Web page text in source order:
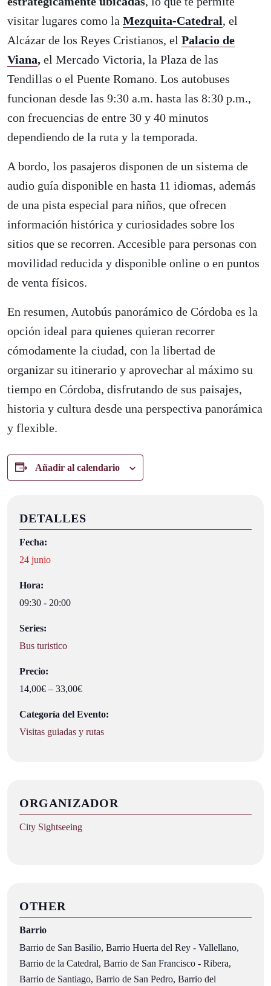
visitar lugares como la Mezquita-Catedral, el
Alcázar de los Reyes Cristianos, el Palacio de
Viana, el Mercado Victoria, la Plaza de las
Tendillas o el Puente Romano. Los autobuses
funcionan desde las 9:30 a.m. hasta las 8:30 p.m.,
con frecuencias de entre 30 y 40 minutos
dependiendo de la ruta y la temporada.
A bordo, los pasajeros disponen de un sistema de
audio guía disponible en hasta 11 idiomas, además
de una pista especial para niños, que ofrecen
información histórica y curiosidades sobre los
sitios que se recorren. Accesible para personas con
movilidad reducida y disponible online o en puntos
de venta físicos.
En resumen, Autobús panorámico de Córdoba es la
opción ideal para quienes quieran recorrer
cómodamente la ciudad, con la libertad de
organizar su itinerario y aprovechar al máximo su
tiempo en Córdoba, disfrutando de sus paisajes,
historia y cultura desde una perspectiva panorámica
y flexible.
Añadir al calendario
DETALLES
Fecha:
24 junio
Hora:
09:30 - 20:00
Series:
Bus turistico
Precio:
14,00€ – 33,00€
Categoría del Evento:
Visitas guiadas y rutas
ORGANIZADOR
City Sightseeing
OTHER
Barrio
Barrio de San Basilio, Barrio Huerta del Rey - Vallellano,
Barrio de la Catedral, Barrio de San Francisco - Ribera,
Barrio de Santiago, Barrio de San Pedro, Barrio del